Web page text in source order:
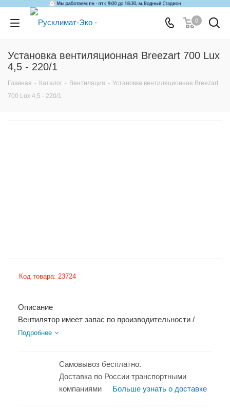
0
Установка вентиляционная Breezart 700 Lux
4,5 - 220/1
Главная - Каталог - Вентиляция - Установка вентиляционная Breezart
700 Lux 4,5 - 220/1
Код товара: 23724
Описание
Вентилятор имеет запас по производительности /
напору (показано на графике вентиляционных
Подробнее
Самовывоз бесплатно.
Доставка по России транспортными
компаниями
Больше узнать о доставке